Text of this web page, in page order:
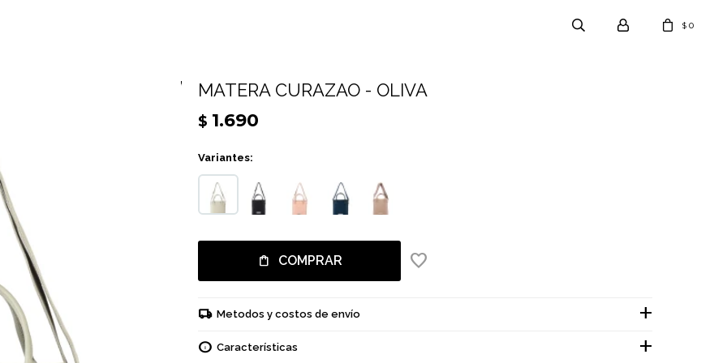
$ 0
MATERA CURAZAO - OLIVA
$ 1.690
Variantes:
COMPRAR
Metodos y costos de envío
Características